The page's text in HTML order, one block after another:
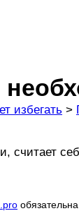
избегать >
считает
обязательна